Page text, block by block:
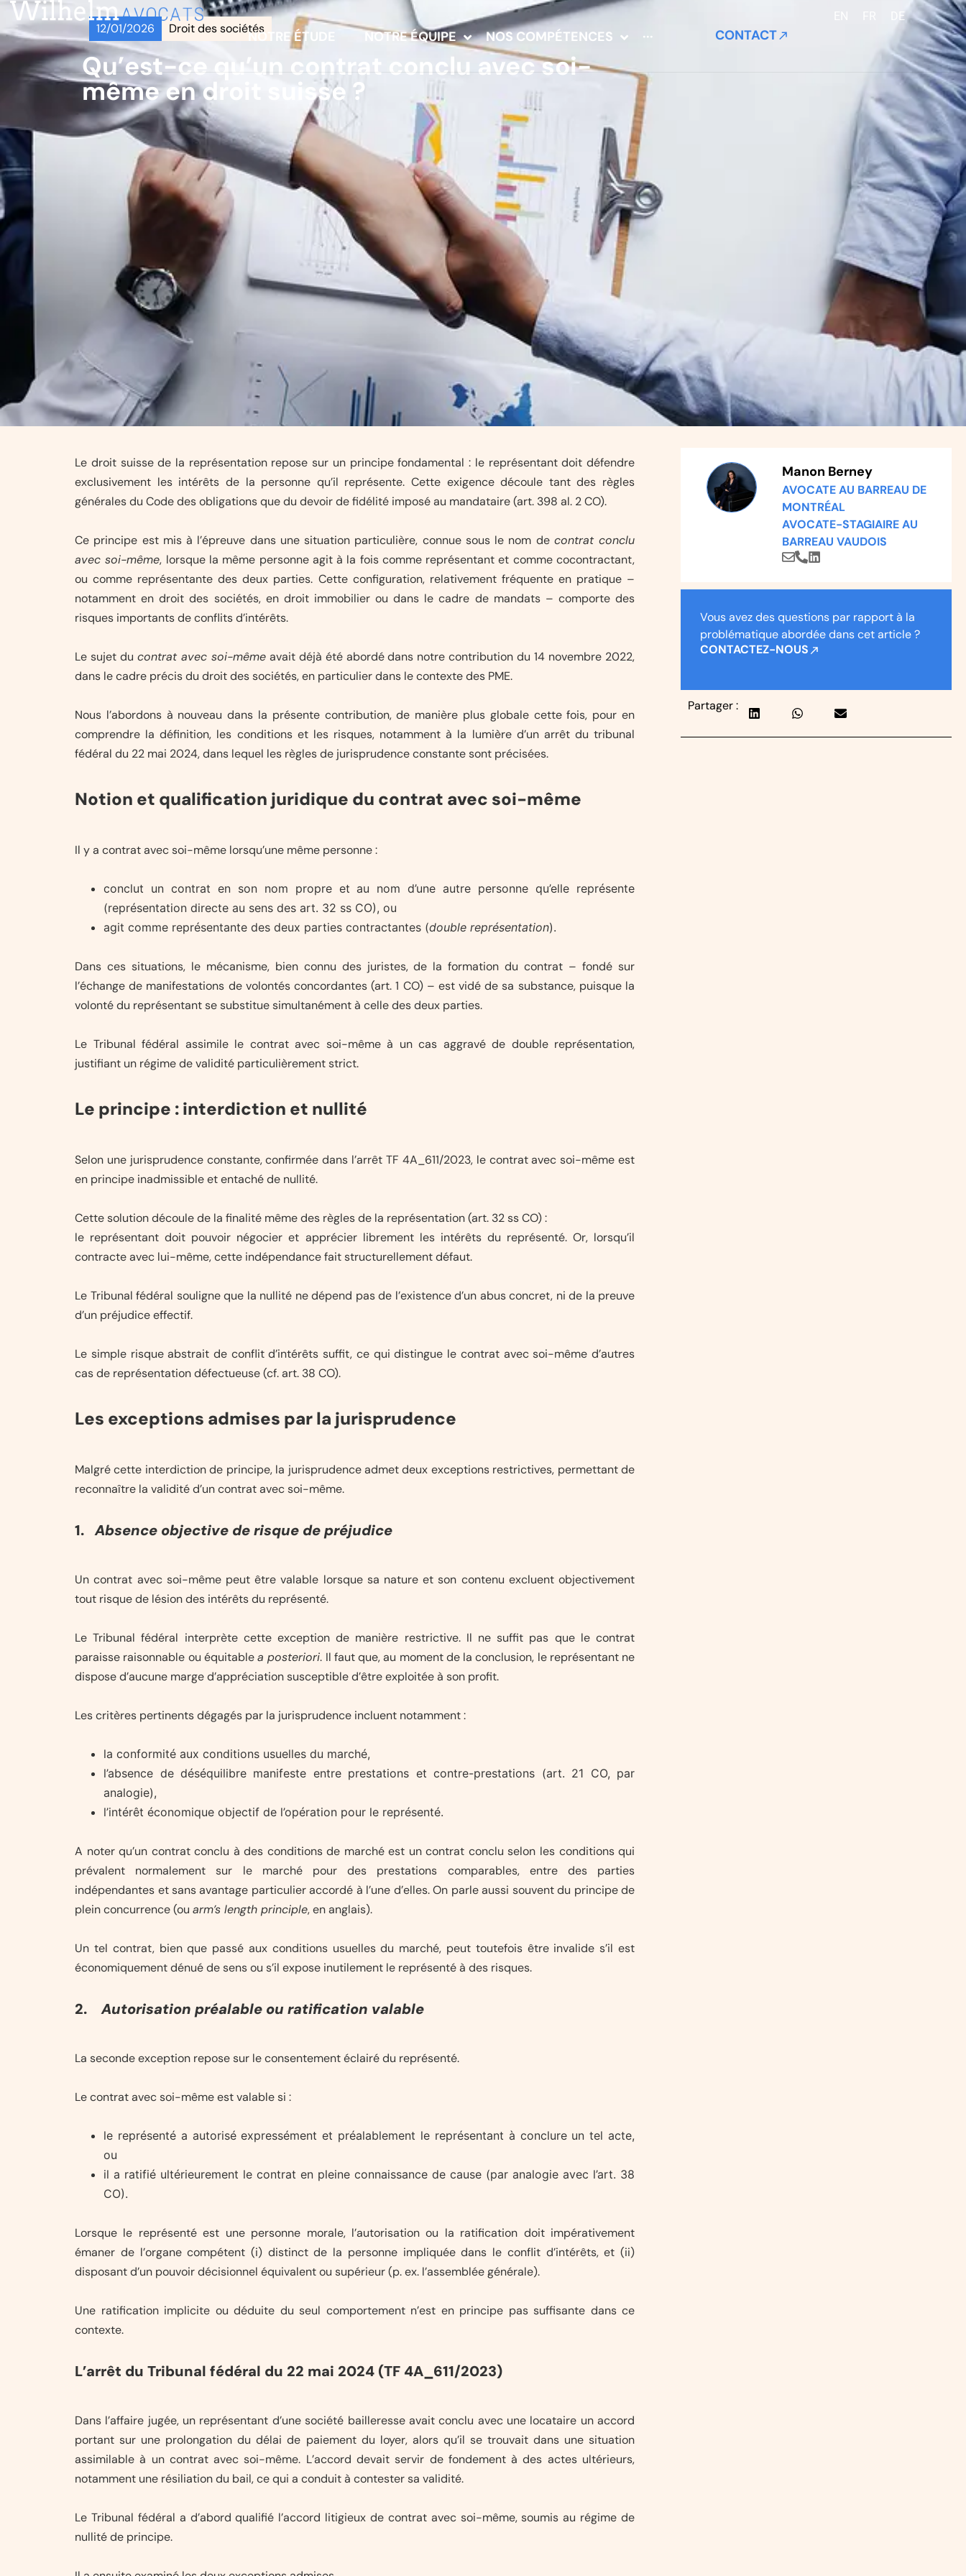
NOTRE ÉTUDE NOTRE ÉQUIPE NOS COMPÉTENCES ··· CONTACT
DE
12/01/2026 Droit des sociétés
Qu’est-ce qu’un contrat conclu avec soi-
même en droit suisse ?
Le droit suisse de la représentation repose sur un principe fondamental : le représentant doit défendre
exclusivement les intérêts de la personne qu’il représente. Cette exigence découle tant des règles
générales du Code des obligations que du devoir de fidélité imposé au mandataire (art. 398 al. 2 CO).
Ce principe est mis à l’épreuve dans une situation particulière, connue sous le nom de contrat conclu
avec soi-même, lorsque la même personne agit à la fois comme représentant et comme cocontractant,
ou comme représentante des deux parties. Cette configuration, relativement fréquente en pratique –
notamment en droit des sociétés, en droit immobilier ou dans le cadre de mandats – comporte des
risques importants de conflits d’intérêts.
Le sujet du contrat avec soi-mêmeavait déjà été abordé dans notre contribution du 14 novembre 2022,
dans le cadre précis du droit des sociétés, en particulier dans le contexte des PME.
Nous l’abordons à nouveau dans la présente contribution, de manière plus globale cette fois, pour en
comprendre la définition, les conditions et les risques, notamment à la lumière d’un arrêt du tribunal
fédéral du 22 mai 2024, dans lequel les règles de jurisprudence constante sont précisées.
Notion et qualification juridique du contrat avec soi-même
Il y a contrat avec soi-même lorsqu’une même personne :
conclut un contrat en son nom propre et au nom d’une autre personne qu’elle représente
(représentation directe au sens des art. 32 ss CO), ou
agit comme représentante des deux parties contractantes (double représentation).
Dans ces situations, le mécanisme, bien connu des juristes, de la formation du contrat – fondé sur
l’échange de manifestations de volontés concordantes (art. 1 CO) – est vidé de sa substance, puisque la
volonté du représentant se substitue simultanément à celle des deux parties.
Le Tribunal fédéral assimile le contrat avec soi-même à un cas aggravé de double représentation,
justifiant un régime de validité particulièrement strict.
Le principe : interdiction et nullité
Selon une jurisprudence constante, confirmée dans l’arrêt TF 4A_611/2023, le contrat avec soi-même est
en principe inadmissible et entaché de nullité.
Cette solution découle de la finalité même des règles de la représentation (art. 32 ss CO) :
le représentant doit pouvoir négocier et apprécier librement les intérêts du représenté. Or, lorsqu’il
contracte avec lui-même, cette indépendance fait structurellement défaut.
Le Tribunal fédéral souligne que la nullité ne dépend pas de l’existence d’un abus concret, ni de la preuve
d’un préjudice effectif.
Le simple risque abstrait de conflit d’intérêts suffit, ce qui distingue le contrat avec soi-même d’autres
cas de représentation défectueuse (cf. art. 38 CO).
Les exceptions admises par la jurisprudence
Malgré cette interdiction de principe, la jurisprudence admet deux exceptions restrictives, permettant de
reconnaître la validité d’un contrat avec soi-même.
1.Absence objective de risque de préjudice
Un contrat avec soi-même peut être valable lorsque sa nature et son contenu excluent objectivement
tout risque de lésion des intérêts du représenté.
Le Tribunal fédéral interprète cette exception de manière restrictive. Il ne suffit pas que le contrat
paraisse raisonnable ou équitablea posteriori. Il faut que, au moment de la conclusion, le représentant ne
dispose d’aucune marge d’appréciation susceptible d’être exploitée à son profit.
Les critères pertinents dégagés par la jurisprudence incluent notamment :
la conformité aux conditions usuelles du marché,
l’absence de déséquilibre manifeste entre prestations et contre-prestations (art. 21 CO, par
analogie),
l’intérêt économique objectif de l’opération pour le représenté.
A noter qu’un contrat conclu à des conditions de marché est un contrat conclu selon les conditions qui
prévalent normalement sur le marché pour des prestations comparables, entre des parties
indépendantes et sans avantage particulier accordé à l’une d’elles. On parle aussi souvent du principe de
plein concurrence (ouarm’s length principle, en anglais).
Un tel contrat, bien que passé aux conditions usuelles du marché, peut toutefois être invalide s’il est
économiquement dénué de sens ou s’il expose inutilement le représenté à des risques.
2.Autorisation préalable ou ratification valable
La seconde exception repose sur le consentement éclairé du représenté.
Le contrat avec soi-même est valable si :
le représenté a autorisé expressément et préalablement le représentant à conclure un tel acte,
ou
il a ratifié ultérieurement le contrat en pleine connaissance de cause (par analogie avec l’art. 38
CO).
Lorsque le représenté est une personne morale, l’autorisation ou la ratification doit impérativement
émaner de l’organe compétent (i) distinct de la personne impliquée dans le conflit d’intérêts, et (ii)
disposant d’un pouvoir décisionnel équivalent ou supérieur (p. ex. l’assemblée générale).
Une ratification implicite ou déduite du seul comportement n’est en principe pas suffisante dans ce
contexte.
L’arrêt du Tribunal fédéral du 22 mai 2024 (TF 4A_611/2023)
Dans l’affaire jugée, un représentant d’une société bailleresse avait conclu avec une locataire un accord
portant sur une prolongation du délai de paiement du loyer, alors qu’il se trouvait dans une situation
assimilable à un contrat avec soi-même. L’accord devait servir de fondement à des actes ultérieurs,
notamment une résiliation du bail, ce qui a conduit à contester sa validité.
Le Tribunal fédéral a d’abord qualifié l’accord litigieux de contrat avec soi-même, soumis au régime de
nullité de principe.
Manon Berney
AVOCATE AU BARREAU DE
MONTRÉAL
AVOCATE-STAGIAIRE AU
BARREAU VAUDOIS
Vous avez des questions par rapport à la
problématique abordée dans cet article ?
CONTACTEZ-NOUS
Partager :